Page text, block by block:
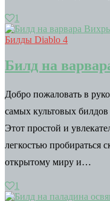
1
Билды Diablo 4
Билд на
Добро пожаловать в
самых культовых
Этот простой и
легкостью пробираться
открытому миру и…
1